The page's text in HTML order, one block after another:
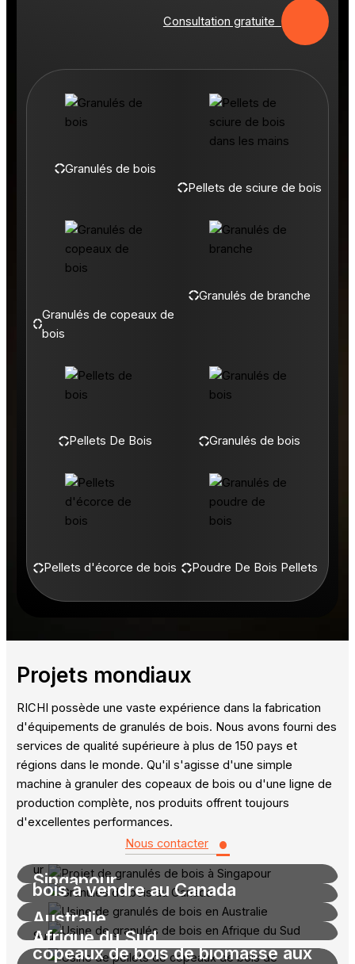
Consultation gratuite
Granulés de bois
Pellets de sciure de bois
Granulés de copeaux de
bois
Granulés de branche
Pellets De Bois Granulés de bois
Pellets d'écorce de bois Poudre De Bois Pellets
Projets mondiaux
RICHI possède une vaste expérience dans la fabrication
d'équipements de granulés de bois. Nous avons fourni des
services de qualité supérieure à plus de 150 pays et
régions dans le monde. Qu'il s'agisse d'une simple
machine à granuler des copeaux de bois ou d'une ligne de
production complète, nos produits offrent toujours
d'excellentes performances.
Nous contacter
•
Pelletiseur de copeaux de bois à
Singapour
Les matières premières utilisées pour ce projet sont
des copeaux de bois. Nous avons fourni un
granulateur de bois de 2 T/H, répondant aux besoins.
Moulin à pellets de copeaux de
bois à vendre au Canada
Ce projet consiste à transformer des déchets de
planches et des copeaux de bois en granulés de 6
mm. Nous avons fourni tout l'équipement de la ligne de
Projet de granulés de bois en
Australie
Ce projet est une solution personnalisée. Il comprend
Usine de granulés de bois en
Afrique du Sud
Usine de fabrication de pellets de
copeaux de bois de biomasse aux